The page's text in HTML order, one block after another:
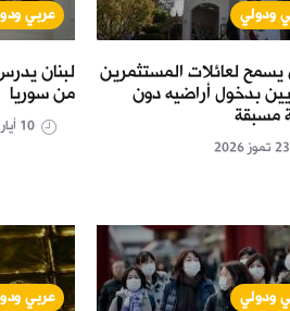
ودولي
يسمح لعائلات المستثمرين
بدخول أراضيه دون
مسبقة
عربي
لبنان
من سوريا
ودولي عربي